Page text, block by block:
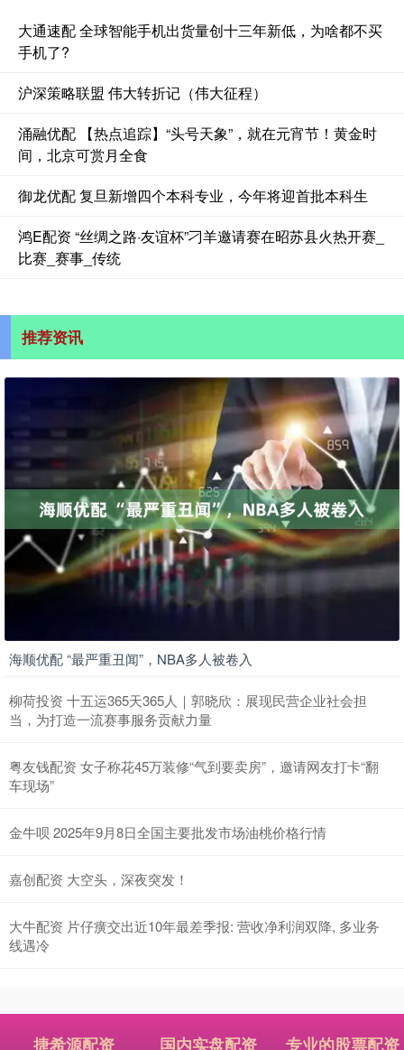
大通速配 全球智能手机出货量创十三年新低，为啥都不买
手机了?
沪深策略联盟 伟大转折记（伟大征程）
涌融优配 【热点追踪】“头号天象”，就在元宵节！黄金时
间，北京可赏月全食
御龙优配 复旦新增四个本科专业，今年将迎首批本科生
鸿E配资 “丝绸之路·友谊杯”刁羊邀请赛在昭苏县火热开赛_
比赛_赛事_传统
推荐资讯
海顺优配 “最严重丑闻”，NBA多人被卷入
柳荷投资 十五运365天365人｜郭晓欣：展现民营企业社会担
当，为打造一流赛事服务贡献力量
粤友钱配资 女子称花45万装修“气到要卖房”，邀请网友打卡“翻
车现场”
金牛呗 2025年9月8日全国主要批发市场油桃价格行情
嘉创配资 大空头，深夜突发！
大牛配资 片仔癀交出近10年最差季报: 营收净利润双降, 多业务
线遇冷
捷希源配资 国内实盘配资 专业的股票配资